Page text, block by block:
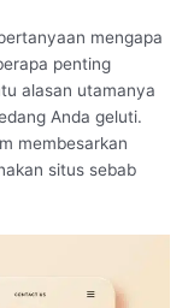
mengapa
penting
alasan utamanya
Anda geluti.
membesarkan
situs sebab